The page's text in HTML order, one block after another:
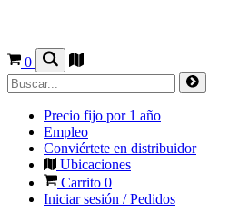
0
Precio fijo por 1 año
Empleo
Conviértete en distribuidor
Ubicaciones
Carrito 0
Iniciar sesión / Pedidos